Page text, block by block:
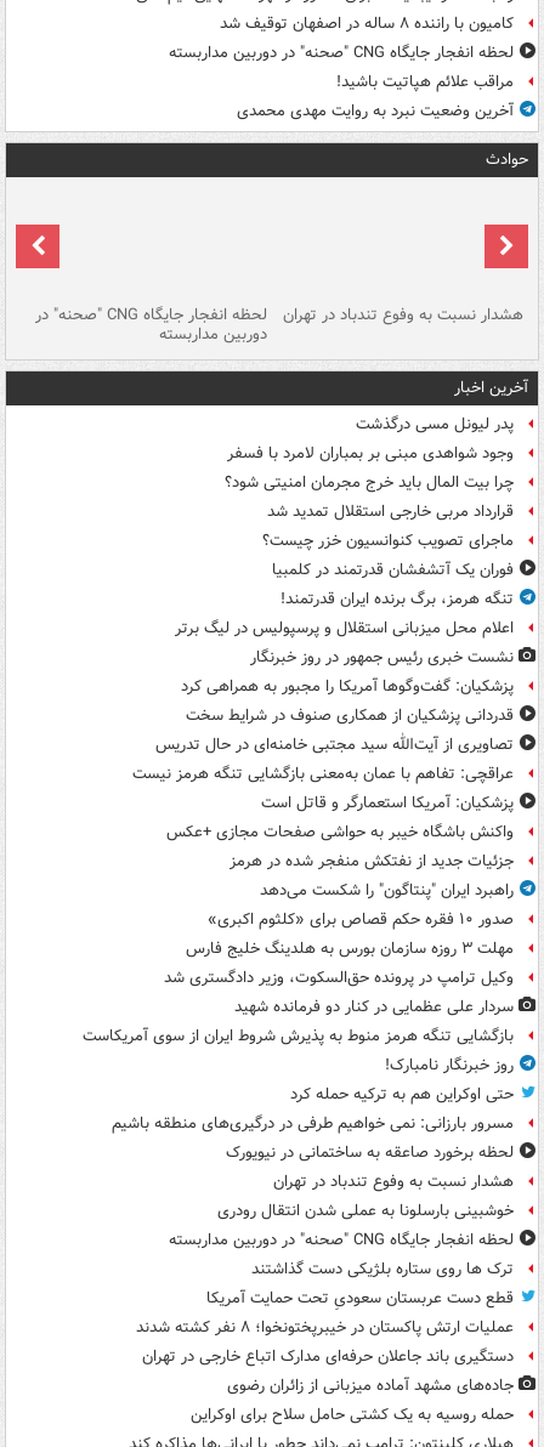
کامیون با راننده ۸ ساله در اصفهان توقیف شد
لحظه انفجار جایگاه CNG "صحنه" در دوربین مداربسته
مراقب علائم هپاتیت باشید!
آخرین وضعیت نبرد به روایت مهدی محمدی
حوادث
هشدار نسبت به وفوع تندباد در تهران لحظه انفجار جایگاه CNG "صحنه" در
دوربین مداربسته
آخرین اخبار
پدر لیونل مسی درگذشت
وجود شواهدی مبنی بر بمباران لامرد با فسفر
چرا بیت المال باید خرج مجرمان امنیتی شود؟
قرارداد مربی خارجی استقلال تمدید شد
ماجرای تصویب کنوانسیون خزر چیست؟
فوران یک آتشفشان قدرتمند در کلمبیا
تنگه هرمز، برگ برنده ایران قدرتمند!
اعلام محل میزبانی استقلال و پرسپولیس در لیگ برتر
نشست خبری رئیس جمهور در روز خبرنگار
پزشکیان: گفت‌وگوها آمریکا را مجبور به همراهی کرد
قدردانی پزشکیان از همکاری صنوف در شرایط سخت
تصاویری از آیت‌الله سید مجتبی خامنه‌ای در حال تدریس
عراقچی: تفاهم با عمان به‌معنی بازگشایی تنگه هرمز نیست
پزشکیان: آمریکا استعمارگر و قاتل است
واکنش باشگاه خیبر به حواشی صفحات مجازی +عکس
جزئیات جدید از نفتکش منفجر شده در هرمز
راهبرد ایران "پنتاگون" را شکست می‌دهد
صدور ۱۰ فقره حکم قصاص برای «کلثوم اکبری»
مهلت ۳ روزه سازمان بورس به هلدینگ خلیج فارس
وکیل ترامپ در پرونده حق‌السکوت، وزیر دادگستری شد
سردار علی عظمایی در کنار دو فرمانده شهید
بازگشایی تنگه هرمز منوط به پذیرش شروط ایران از سوی آمریکاست
روز خبرنگار نامبارک!
حتی اوکراین هم به ترکیه حمله کرد
مسرور بارزانی: نمی خواهیم طرفی در درگیری‌های منطقه باشیم
لحظه برخورد صاعقه به ساختمانی در نیویورک
هشدار نسبت به وفوع تندباد در تهران
خوشبینی بارسلونا به عملی شدن انتقال رودری
لحظه انفجار جایگاه CNG "صحنه" در دوربین مداربسته
ترک ها روی ستاره بلژیکی دست گذاشتند
قطع دست عربستان سعودیِ تحت حمایت آمریکا
عملیات ارتش پاکستان در خیبرپختونخوا؛ ۸ نفر کشته شدند
دستگیری باند جاعلان حرفه‌ای مدارک اتباع خارجی در تهران
جاده‌های مشهد آماده میزبانی از زائران رضوی
حمله روسیه به یک کشتی حامل سلاح برای اوکراین